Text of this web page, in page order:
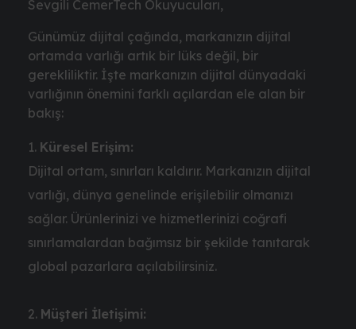
Sevgili CemerTech Okuyucuları,
Günümüz dijital çağında, markanızın dijital
ortamda varlığı artık bir lüks değil, bir
gerekliliktir. İşte markanızın dijital dünyadaki
varlığının önemini farklı açılardan ele alan bir
bakış:
Küresel Erişim:
Dijital ortam, sınırları kaldırır. Markanızın dijital
varlığı, dünya genelinde erişilebilir olmanızı
sağlar. Ürünlerinizi ve hizmetlerinizi coğrafi
sınırlamalardan bağımsız bir şekilde tanıtarak
global pazarlara açılabilirsiniz.
Müşteri İletişimi: